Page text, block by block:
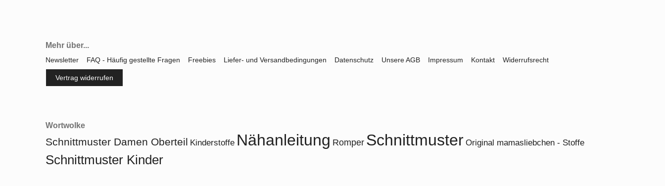
Mehr über...
Newsletter FAQ - Häufig gestellte Fragen Freebies Liefer- und Versandbedingungen Datenschutz Unsere AGB Impressum Kontakt Widerrufsrecht
Vertrag widerrufen
Wortwolke
Schnittmuster Damen Oberteil Kinderstoffe Nähanleitung Romper Schnittmuster Original mamasliebchen - Stoffe
Schnittmuster Kinder